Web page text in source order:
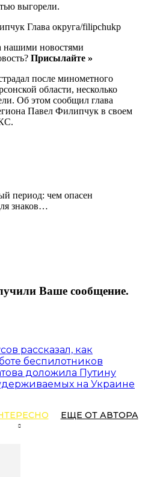
выгорели.
Глава округа/filipchukp
нашими новостями
Присылайте »
после минометного
области, несколько
Об этом сообщил глава
Павел Филипчук в своем
период: чем опасен
знаков…
Ваше сообщение.
рассказал, как
беспилотников
доложила Путину
на Украине
ЕЩЕ ОТ АВТОРА